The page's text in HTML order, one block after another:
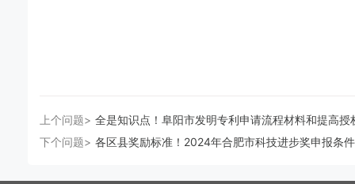
上个问题> 全是知识点！阜阳市发明专利申请流程材料和提高授
下个问题> 各区县奖励标准！2024年合肥市科技进步奖申报条